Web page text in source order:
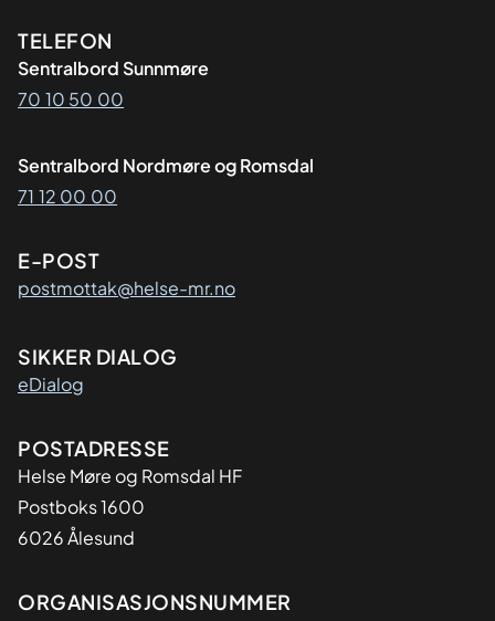
Kontaktinformasjon
TELEFON
Sentralbord Sunnmøre
70 10 50 00
Sentralbord Nordmøre og Romsdal
71 12 00 00
E-POST
postmottak@helse-mr.no
SIKKER DIALOG
eDialog
Adresse
POSTADRESSE
Helse Møre og Romsdal HF
Postboks 1600
6026 Ålesund
Organisasjon
ORGANISASJONSNUMMER